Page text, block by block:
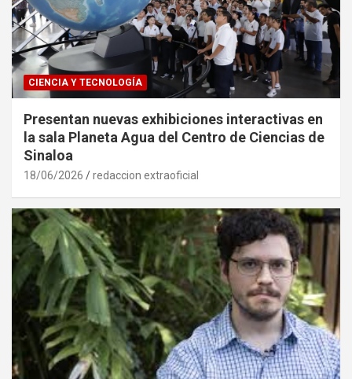
CIENCIA Y TECNOLOGÍA
Presentan nuevas exhibiciones interactivas en
la sala Planeta Agua del Centro de Ciencias de
Sinaloa
18/06/2026 redaccion extraoficial